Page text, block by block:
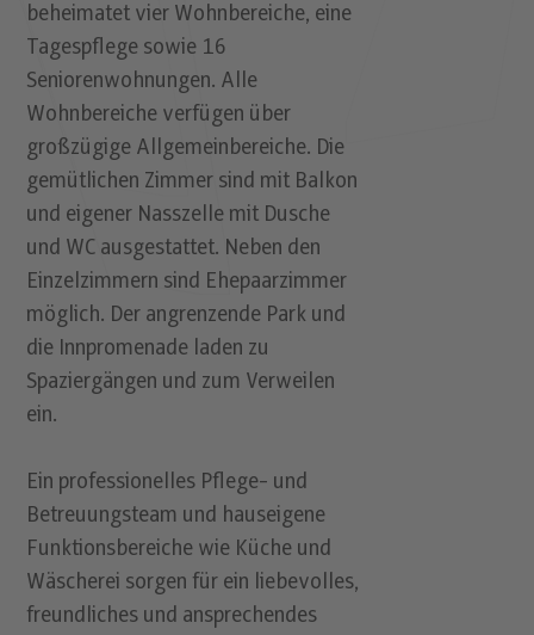
beheimatet vier Wohnbereiche, eine
Tagespflege sowie 16
Seniorenwohnungen. Alle
Wohnbereiche verfügen über
großzügige Allgemeinbereiche. Die
gemütlichen Zimmer sind mit Balkon
und eigener Nasszelle mit Dusche
und WC ausgestattet. Neben den
Einzelzimmern sind Ehepaarzimmer
möglich. Der angrenzende Park und
die Innpromenade laden zu
Spaziergängen und zum Verweilen
ein.
Ein professionelles Pflege- und
Betreuungsteam und hauseigene
Funktionsbereiche wie Küche und
Wäscherei sorgen für ein liebevolles,
freundliches und ansprechendes